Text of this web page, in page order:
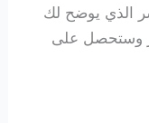
الذي يوضح لك
وستحصل على